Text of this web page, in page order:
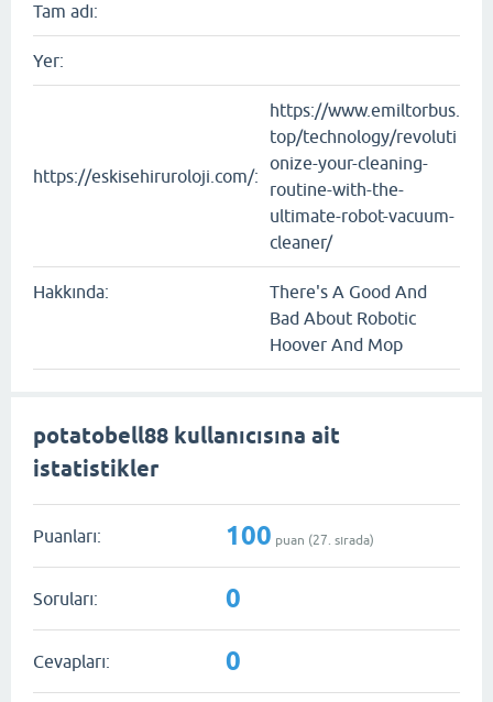
Tam adı:
Yer:
https://eskisehiruroloji.com/:
https://www.emiltorbus.
top/technology/revoluti
onize-your-cleaning-
routine-with-the-
ultimate-robot-vacuum-
cleaner/
Hakkında:
There's A Good And
Bad About Robotic
Hoover And Mop
potatobell88 kullanıcısına ait
istatistikler
Puanları: 100 puan (27 . sırada)
Soruları: 0
Cevapları: 0